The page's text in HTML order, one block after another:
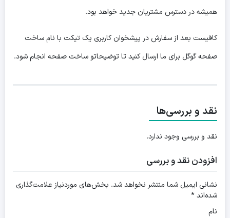
همیشه در دسترس مشتریان جدید خواهد بود.
کافیست بعد از سفارش در پیشخوان کاربری یک تیکت با نام ساخت
صفحه گوگل برای ما ارسال کنید تا توضیحاتو ساخت صفحه انجام شود.
نقد و بررسی‌ها
نقد و بررسی وجود ندارد.
افزودن نقد و بررسی
نشانی ایمیل شما منتشر نخواهد شد. بخش‌های موردنیاز علامت‌گذاری
شده‌اند*
نام